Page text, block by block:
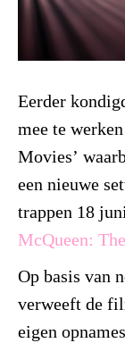
Eerder
mee te
Movies’
een nieuwe
trappen 18
McQueen:
Op basis van
verweeft de
eigen